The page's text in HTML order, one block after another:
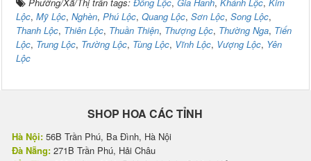
Phường/Xã/Thị trấn tags: Đồng Lộc, Gia Hanh, Khánh Lộc, Kim
Lộc, Mỹ Lộc, Nghèn, Phú Lộc, Quang Lộc, Sơn Lộc, Song Lộc,
Thanh Lộc, Thiên Lộc, Thuần Thiện, Thượng Lộc, Thường Nga, Tiến
Lộc, Trung Lộc, Trường Lộc, Tùng Lộc, Vĩnh Lộc, Vượng Lộc, Yên
Lộc
SHOP HOA CÁC TỈNH
Hà Nội: 56B Trần Phú, Ba Đình, Hà Nội
Đà Nẵng: 271B Trần Phú, Hải Châu